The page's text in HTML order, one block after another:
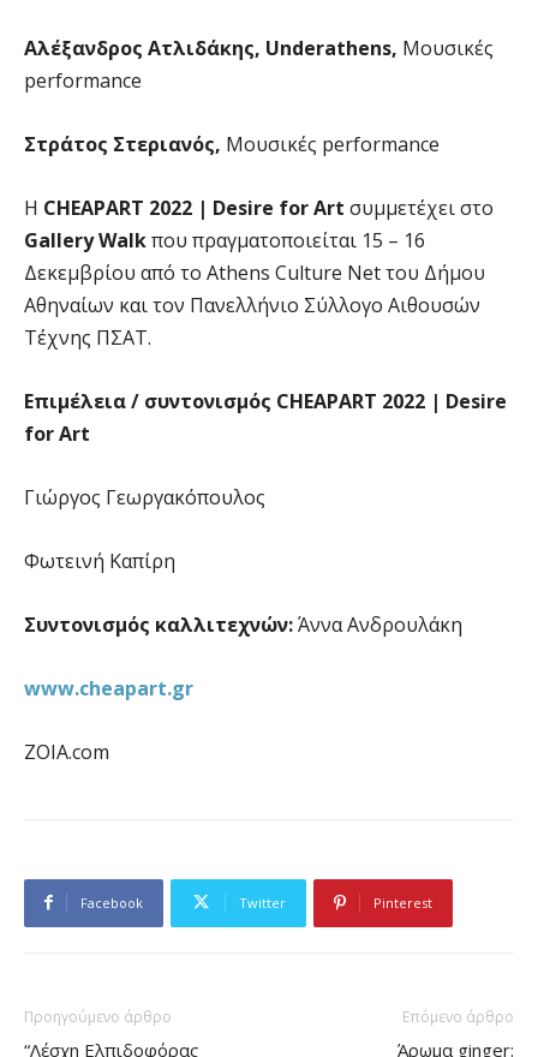
Αλέξανδρος Ατλιδάκης, Underathens, Μουσικές
performance
Στράτος Στεριανός, Μουσικές performance
Η CHEAPART 2022 | Desire for Art συμμετέχει στο
Gallery Walkπου πραγματοποιείται 15 – 16
Δεκεμβρίου από το Athens Culture Net του Δήμου
Αθηναίων και τον Πανελλήνιο Σύλλογο Αιθουσών
Τέχνης ΠΣΑΤ.
Επιμέλεια / συντονισμός CHEAPART 2022 | Desire
for Art
Γιώργος Γεωργακόπουλος
Φωτεινή Καπίρη
Συντονισμός καλλιτεχνών:Άννα Ανδρουλάκη
www.cheapart.gr
ZOIA.com
Facebook Twitter Pinterest
Προηγούμενο άρθρο
“Λέσχη Ελπιδοφόρας
Επόμενο άρθρο
Άρωμα ginger: